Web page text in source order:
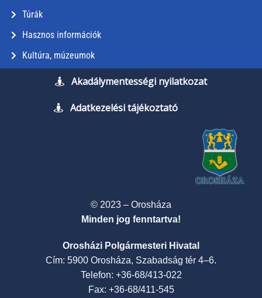
Túrák
Hasznos információk
Kultúra, múzeumok
Akadálymentességi nyilatkozat
Adatkezelési tájékoztató
© 2023 – Orosháza
Minden jog fenntartva!
Orosházi Polgármesteri Hivatal
Cím: 5900 Orosháza, Szabadság tér 4–6.
Telefon: +36-68/413-022
Fax: +36-68/411-545